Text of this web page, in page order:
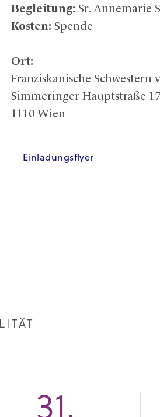
Begleitung:Sr. Annemarie
Kosten:Spende
Ort:
Franziskanische
Simmeringer Hauptstraße
1110 Wien
Einladungsflyer